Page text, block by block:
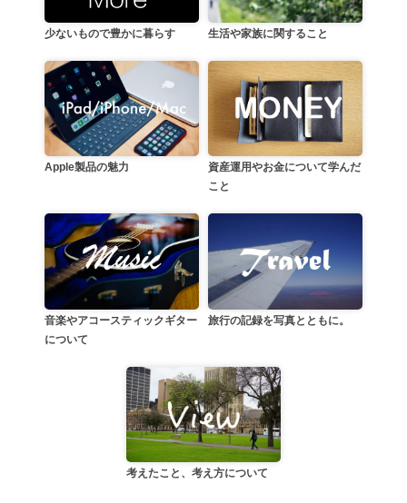
少ないもので豊かに暮らす 生活や家族に関すること
Apple製品の魅力
資産運用やお金について学んだ
こと
音楽やアコースティックギター
について
旅行の記録を写真とともに。
考えたこと、考え方について